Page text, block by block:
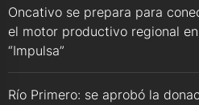
Oncativo se prepara para
el motor productivo regional
“Impulsa”
Río Primero: se aprobó la